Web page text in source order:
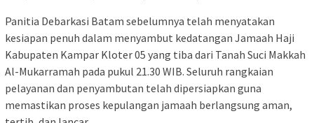
Panitia Debarkasi Batam sebelumnya telah menyatakan
kesiapan penuh dalam menyambut kedatangan Jamaah Haji
Kabupaten Kampar Kloter 05 yang tiba dari Tanah Suci Makkah
Al-Mukarramah pada pukul 21.30 WIB. Seluruh rangkaian
pelayanan dan penyambutan telah dipersiapkan guna
memastikan proses kepulangan jamaah berlangsung aman,